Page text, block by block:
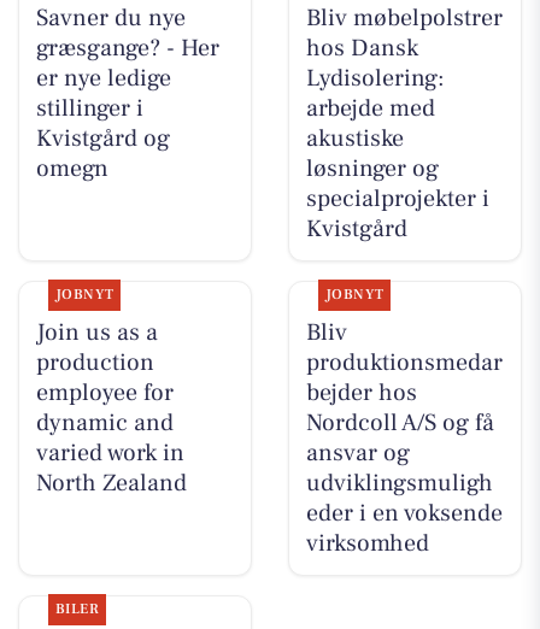
Savner du nye
græsgange? - Her
er nye ledige
stillinger i
Kvistgård og
omegn
Bliv møbelpolstrer
hos Dansk
Lydisolering:
arbejde med
akustiske
løsninger og
specialprojekter i
Kvistgård
JOBNYT
Join us as a
production
employee for
dynamic and
varied work in
North Zealand
JOBNYT
Bliv
produktionsmedar
bejder hos
Nordcoll A/S og få
ansvar og
udviklingsmuligh
eder i en voksende
virksomhed
BILER